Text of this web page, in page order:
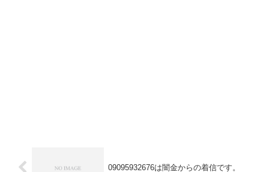
09095932676は闇金からの着信です。